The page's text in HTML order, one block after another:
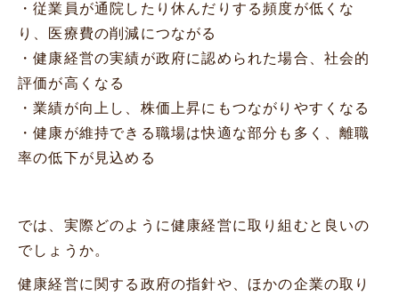
・従業員が通院したり休んだりする頻度が低くな
り、医療費の削減につながる
・健康経営の実績が政府に認められた場合、社会的
評価が高くなる
・業績が向上し、株価上昇にもつながりやすくなる
・健康が維持できる職場は快適な部分も多く、離職
率の低下が見込める
では、実際どのように健康経営に取り組むと良いの
でしょうか。
健康経営に関する政府の指針や、ほかの企業の取り